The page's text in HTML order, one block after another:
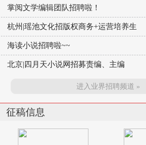
掌阅文学编辑团队招聘啦！
杭州|瑶池文化招版权商务+运营培养生
海读小说招聘啦~~
北京|四月天小说网招募责编、主编
进入业界招聘频道 »
征稿信息